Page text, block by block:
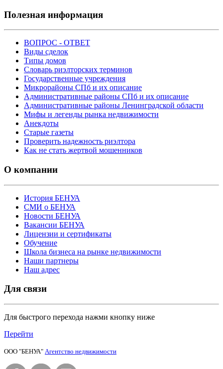
Полезная информация
ВОПРОС - ОТВЕТ
Виды сделок
Типы домов
Словарь риэлторских терминов
Государственные учреждения
Микрорайоны СПб и их описание
Административные районы СПб и их описание
Административные районы Ленинградской области
Мифы и легенды рынка недвижимости
Анекдоты
Старые газеты
Проверить надежность риэлтора
Как не стать жертвой мошенников
О компании
История БЕНУА
СМИ о БЕНУА
Новости БЕНУА
Вакансии БЕНУА
Лицензии и сертификаты
Обучение
Школа бизнеса на рынке недвижимости
Наши партнеры
Наш адрес
Для связи
Для быстрого перехода нажми кнопку ниже
Перейти
ООО "БЕНУА" Агентство недвижимости